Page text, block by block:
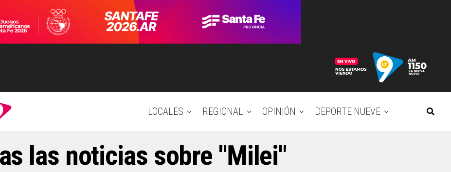
LOCALES REGIONAL OPINIÓN DEPORTE NUEVE
las noticias sobre "Milei"